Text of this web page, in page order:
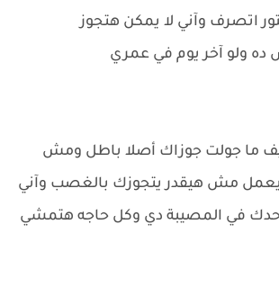
اتصرف وآني لا يمكن هتجوز
ولو آخر يوم في عمري
ما جولت جوزاك أصلا باطل ومش
مش هيقدر يتجوزك بالغصب وآني
في المصيبة دي وكل حاجه هتمشي